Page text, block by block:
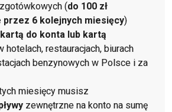
(do 100 zł
przez 6 kolejnych miesięcy)
kartą do konta lub kartą
hotelach, restauracjach, biurach
benzynowych w Polsce i za
miesięcy musisz
zewnętrzne na konto na sumę